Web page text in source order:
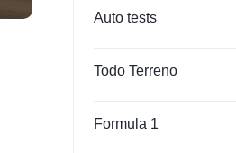
Auto tests
Todo Terreno
Formula 1